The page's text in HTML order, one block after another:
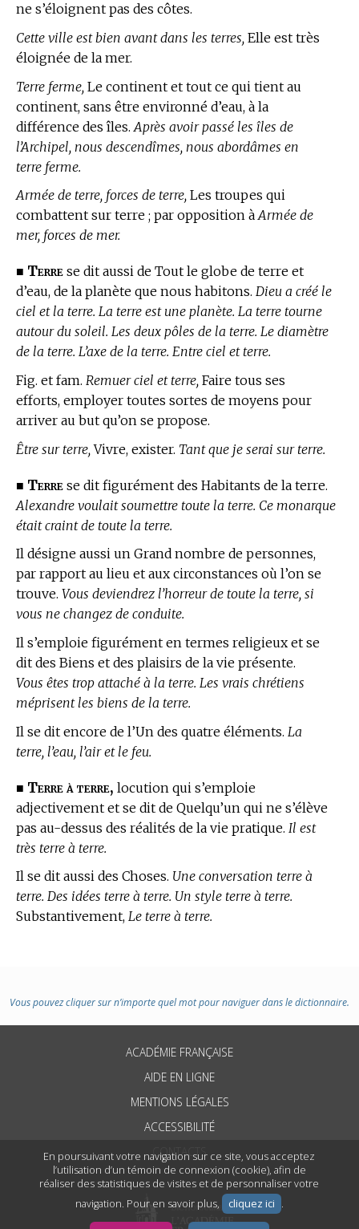
En poursuivant votre navigation sur ce site, vous acceptez
l’utilisation d’un témoin de connexion (cookie), afin de
réaliser des statistiques de visites et de personnaliser votre
navigation. Pour en savoir plus,
cliquez ici .
ne s’éloignent pas des côtes.
Cette ville est bien avant dans les terres, Elle est très
éloignée de la mer.
Terre ferme, Le continent et tout ce qui tient au
continent, sans être environné d’eau, à la
différence des îles. Après avoir passé les îles de
l’Archipel, nous descendîmes, nous abordâmes en
terre ferme.
Armée de terre, forces de terre, Les troupes qui
combattent sur terre ; par opposition àArmée de
mer, forces de mer.
■ Terre se dit aussi de Tout le globe de terre et
d’eau, de la planète que nous habitons. Dieu a créé le
ciel et la terre. La terre est une planète. La terre tourne
autour du soleil. Les deux pôles de la terre. Le diamètre
de la terre. L’axe de la terre. Entre ciel et terre.
Fig. et fam. Remuer ciel et terre, Faire tous ses
efforts, employer toutes sortes de moyens pour
arriver au but qu’on se propose.
Être sur terre, Vivre, exister. Tant que je serai sur terre.
■ Terre se dit figurément des Habitants de la terre.
Alexandre voulait soumettre toute la terre. Ce monarque
était craint de toute la terre.
Il désigne aussi un Grand nombre de personnes,
par rapport au lieu et aux circonstances où l’on se
trouve. Vous deviendrez l’horreur de toute la terre, si
vous ne changez de conduite.
Il s’emploie figurément en termes religieux et se
dit des Biens et des plaisirs de la vie présente.
Vous êtes trop attaché à la terre. Les vrais chrétiens
méprisent les biens de la terre.
Il se dit encore de l’Un des quatre éléments. La
terre, l’eau, l’air et le feu.
■ Terre à terre, locution qui s’emploie
adjectivement et se dit de Quelqu’un qui ne s’élève
pas au-dessus des réalités de la vie pratique. Il est
très terre à terre.
Il se dit aussi des Choses. Une conversation terre à
terre. Des idées terre à terre. Un style terre à terre.
Substantivement, Le terre à terre.
Vous pouvez cliquer sur n’importe quel mot pour naviguer dans le dictionnaire.
ACADÉMIE FRANÇAISE
AIDE EN LIGNE
MENTIONS LÉGALES
ACCESSIBILITÉ
CONTACTS